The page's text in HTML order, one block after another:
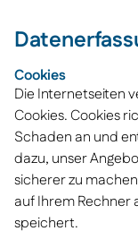
Cookies
Die Internetseiten
Cookies. Cookies
Schaden an und
dazu, unser
sicherer zu
auf Ihrem Rechner
speichert.